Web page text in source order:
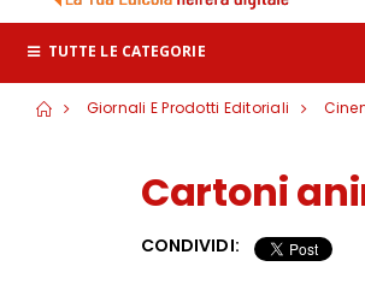
TUTTE LE CATEGORIE
Giornali E Prodotti Editoriali
Cartoni
CONDIVIDI: